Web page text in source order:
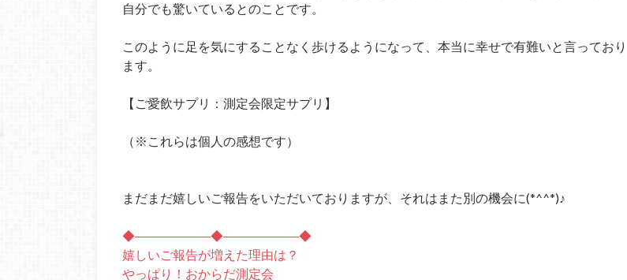
自分でも驚いているとのことです。
このように足を気にすることなく歩けるようになって、本当に幸せで有難いと言っており
ます。
【ご愛飲サプリ：測定会限定サプリ】
（※これらは個人の感想です）
まだまだ嬉しいご報告をいただいておりますが、それはまた別の機会に(*^^*)♪
◆――――――◆――――――◆
嬉しいご報告が増えた理由は？
やっぱり！おからだ測定会